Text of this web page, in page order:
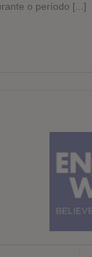
o período [...]